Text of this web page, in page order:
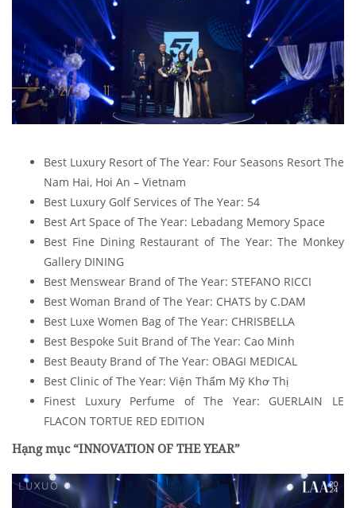
Best Luxury Resort of The Year: Four Seasons Resort The
Nam Hai, Hoi An – Vietnam
Best Luxury Golf Services of The Year: 54
Best Art Space of The Year: Lebadang Memory Space
Best Fine Dining Restaurant of The Year: The Monkey
Gallery DINING
Best Menswear Brand of The Year: STEFANO RICCI
Best Woman Brand of The Year: CHATS by C.DAM
Best Luxe Women Bag of The Year: CHRISBELLA
Best Bespoke Suit Brand of The Year: Cao Minh
Best Beauty Brand of The Year: OBAGI MEDICAL
Best Clinic of The Year: Viện Thẩm Mỹ Khơ Thị
Finest Luxury Perfume of The Year: GUERLAIN LE
FLACON TORTUE RED EDITION
Hạng mục “INNOVATION OF THE YEAR”